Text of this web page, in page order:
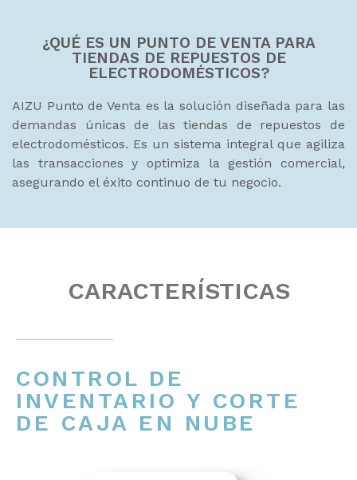
¿QUÉ ES UN PUNTO DE VENTA PARA
TIENDAS DE REPUESTOS DE
ELECTRODOMÉSTICOS?
AIZU Punto de Venta es la solución diseñada para las
demandas únicas de las tiendas de repuestos de
electrodomésticos. Es un sistema integral que agiliza
las transacciones y optimiza la gestión comercial,
asegurando el éxito continuo de tu negocio.
CARACTERÍSTICAS
CONTROL DE
INVENTARIO Y CORTE
DE CAJA EN NUBE